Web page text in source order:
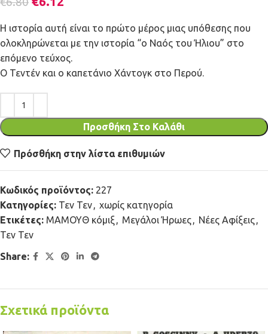
Η ιστορία αυτή είναι το πρώτο μέρος μιας υπόθεσης που
ολοκληρώνεται με την ιστορία “ο Ναός του Ήλιου” στο
επόμενο τεύχος.
Ο Τεντέν και ο καπετάνιο Χάντογκ στο Περού.
Προσθήκη Στο Καλάθι
Πρόσθήκη στην λίστα επιθυμιών
Κωδικός προϊόντος: 227
Κατηγορίες: Τεν Τεν, χωρίς κατηγορία
Ετικέτες: ΜΑΜΟΥΘ κόμιξ , Μεγάλοι Ήρωες, Νέες Αφίξεις,
Τεν Τεν
Share:
Σχετικά προϊόντα